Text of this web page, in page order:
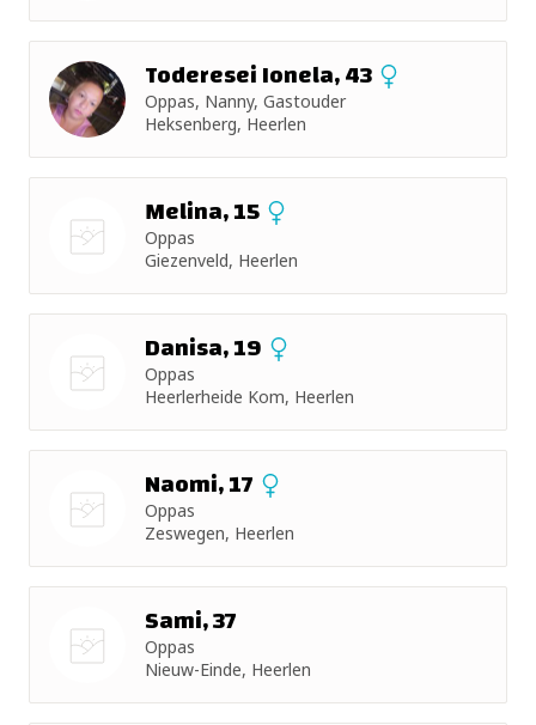
Toderesei Ionela, 43
Oppas, Nanny, Gastouder
Heksenberg, Heerlen
Melina, 15
Oppas
Giezenveld, Heerlen
Danisa, 19
Oppas
Heerlerheide Kom, Heerlen
Naomi, 17
Oppas
Zeswegen, Heerlen
Sami, 37
Oppas
Nieuw-Einde, Heerlen